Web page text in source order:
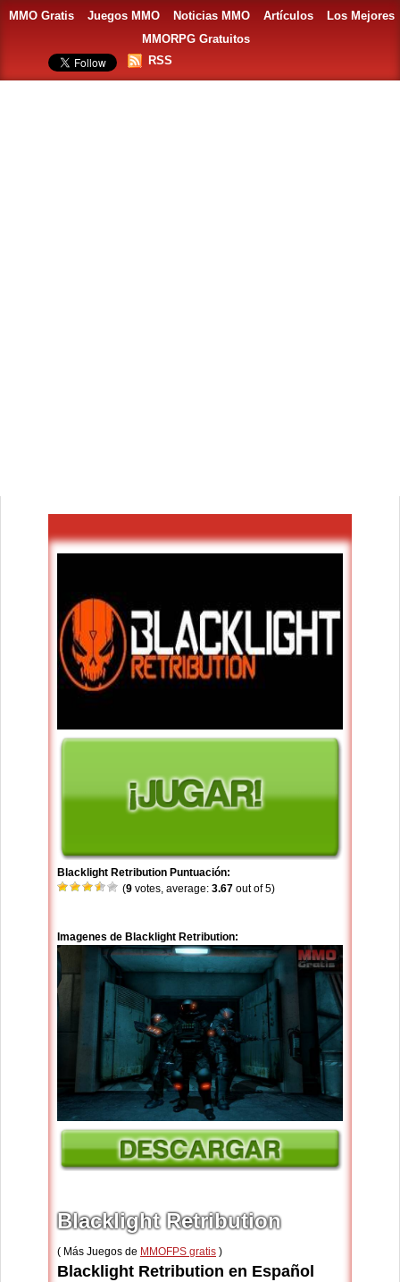
MMO Gratis Juegos MMO Noticias MMO Artículos
Los Mejores
MMORPG Gratuitos
RSS
Blacklight Retribution Puntuación:
(9 votes, average: 3.67 out of 5)
Imagenes de Blacklight Retribution:
Blacklight Retribution
( Más Juegos de MMOFPS gratis )
Blacklight Retribution en Español